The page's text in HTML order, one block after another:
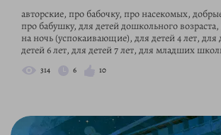
авторские, про бабочку, про насекомых,
про бабушку, для детей дошкольного
на ночь (успокаивающие), для детей 4 лет, для
детей 6 лет, для детей 7 лет, для младших
314 6 10